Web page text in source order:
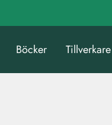
Böcker Tillverkare